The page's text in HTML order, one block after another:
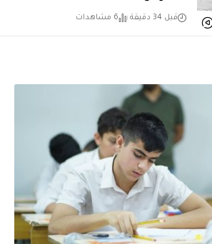
قبل 34 دقيقة 6 مشاهدات